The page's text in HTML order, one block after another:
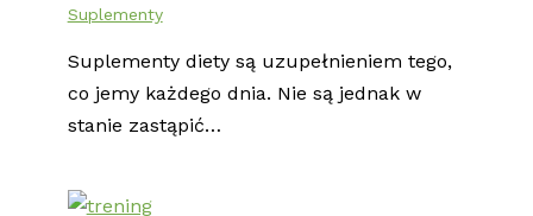
Suplementy
Suplementy diety są uzupełnieniem tego,
co jemy każdego dnia. Nie są jednak w
stanie zastąpić…